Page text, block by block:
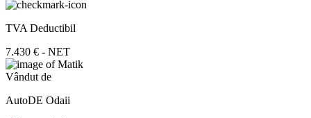
TVA Deductibil
7.430 € - NET
Vândut de
AutoDE Odaii